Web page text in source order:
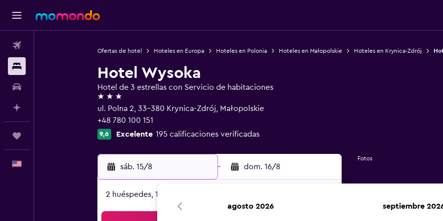
Ofertas de hotel Hoteles en Europa Hoteles en Polonia Hoteles en Małopolskie Hoteles en Krynica-Zdrój
Hotel Wysoka
Hotel de 3 estrellas con Servicio de habitaciones
3 estrellas
ul. Polna 2, 33-380 Krynica-Zdrój, Małopolskie
+48 780 100 151
9,6 Excelente 195 calificaciones verificadas
sáb. 15/8 - dom. 16/8
2 huéspedes, 1 habitación
Fotos
agosto 2026 septiembre